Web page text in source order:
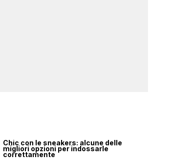
Chic con le sneakers: alcune delle
migliori opzioni per indossarle
correttamente